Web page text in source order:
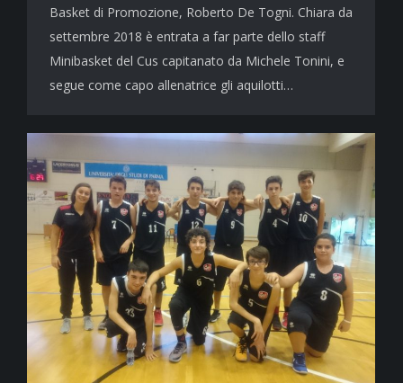
Basket di Promozione, Roberto De Togni. Chiara da
settembre 2018 è entrata a far parte dello staff
Minibasket del Cus capitanato da Michele Tonini, e
segue come capo allenatrice gli aquilotti…